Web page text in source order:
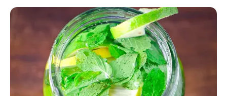
Fonte: andeverythingsweet